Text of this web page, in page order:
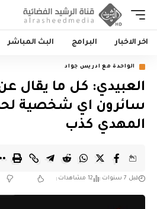
اخر الاخبار البرامج البث المباشر
الواحدة مع ادريس جواد
العبيدي: كل ما يقال
سائرون اي شخصية
المهدي كذب
قبل 7 سنوات 12 مشاهدات